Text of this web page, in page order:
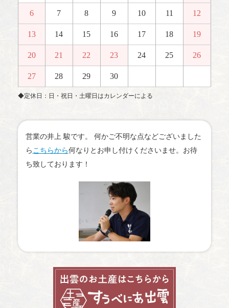
6 7 8 9 10 11 12
13 14 15 16 17 18 19
20 21 22 23 24 25 26
27 28 29 30
◆定休日：日・祝日・土曜日はカレンダーによる
営業の井上 駿です。 何かご不明な点などございました
ら こちらから何なりとお申し付けくださいませ。お待
ち致しております！